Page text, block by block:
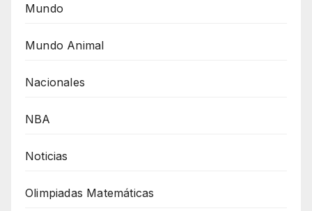
Mundo
Mundo Animal
Nacionales
NBA
Noticias
Olimpiadas Matemáticas